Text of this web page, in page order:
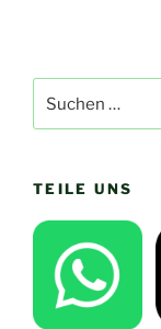
nach:
TEILE UNS